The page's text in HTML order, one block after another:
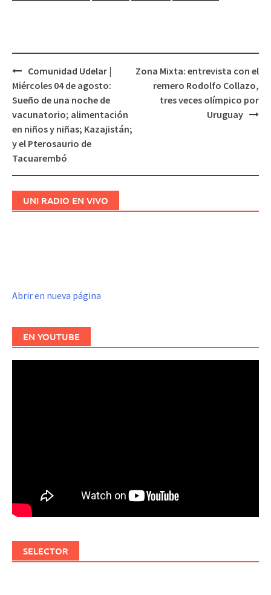
Navegación
de
entradas
Comunidad Udelar |
Miércoles 04 de agosto:
Sueño de una noche de
vacunatorio; alimentación
en niños y niñas; Kazajistán;
y el Pterosaurio de
Tacuarembó
Zona Mixta: entrevista con el
remero Rodolfo Collazo,
tres veces olímpico por
Uruguay
UNI RADIO EN VIVO
Abrir en nueva página
EN YOUTUBE
SELECTOR